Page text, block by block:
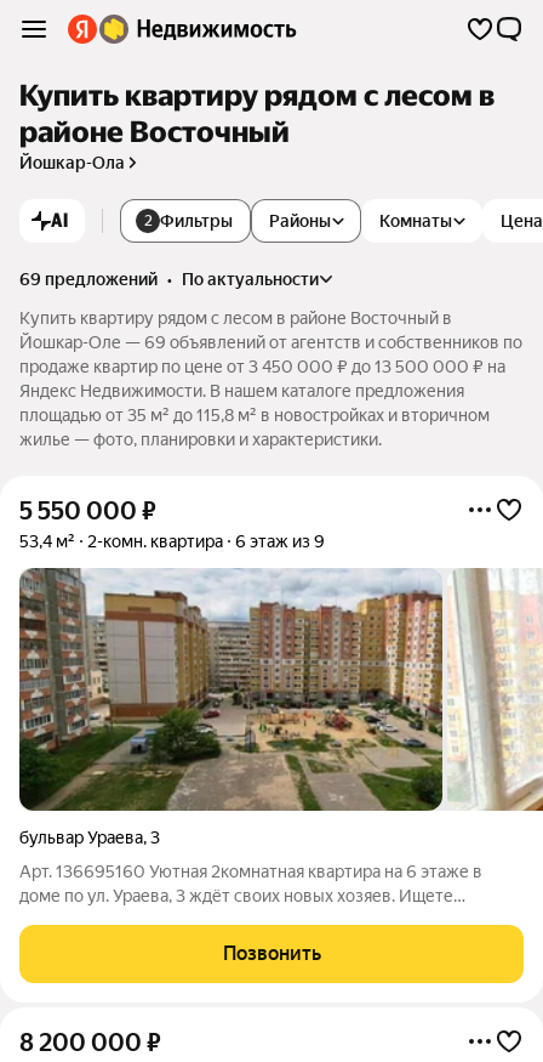
Купить квартиру рядом с лесом в
районе Восточный
Йошкар-Ола
AI 2 Фильтры Комнаты Цена
Районы
69 предложений •
по актуальности
Купить квартиру рядом с лесом в районе Восточный в
Йошкар-Оле — 69 объявлений от агентств и собственников по
продаже квартир по цене от 3 450 000 ₽ до 13 500 000 ₽ на
Яндекс Недвижимости. В нашем каталоге предложения
площадью от 35 м² до 115,8 м² в новостройках и вторичном
жилье — фото, планировки и характеристики.
5 550 000 ₽
53,4 м² 2-комн. квартира 6 этаж из 9
бульвар Ураева,3
Арт. 136695160 Уютная 2комнатная квартира на 6 этаже в
доме по ул. Ураева, 3 ждёт своих новых хозяев. Ищете
переплачивая за чужой вкус? Это именно она - просторная
двухкомнатная квартира в одном из
Позвонить
8 200 000 ₽